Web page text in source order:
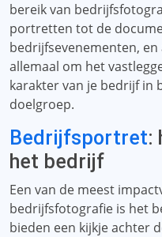
bereik van
portretten tot de
bedrijfsevenementen,
allemaal om het
karakter van je bedrijf in
doelgroep.
Bedrijfsportret:
het bedrijf
Een van de meest
bedrijfsfotografie is het
bieden een kijkje achter